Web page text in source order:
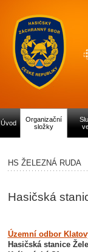
Úvod
Organizační
složky
HS ŽELEZNÁ RUDA
Hasičská
Územní odbor
Hasičská stanice